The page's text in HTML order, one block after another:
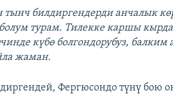
билдиргендерди анчалык
турам. Тилекке каршы
күбө болгондорубуз, балким
жаман.
Фергюсондо түнү бою